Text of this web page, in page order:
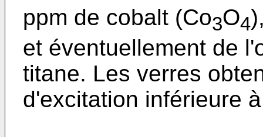
ppm de cobalt (Co3O4
et éventuellement de
titane. Les verres
d'excitation inférieure